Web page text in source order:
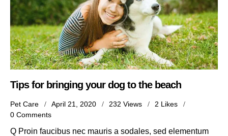
Tips for bringing your dog to the beach
Pet Care April 21, 2020 232 Views 2 Likes
0 Comments
Q Proin faucibus nec mauris a sodales, sed elementum